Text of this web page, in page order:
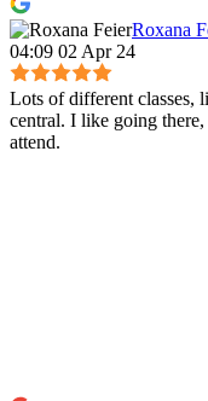
Roxana
04:09 02 Apr 24
Lots of different classes,
central. I like going there,
attend.